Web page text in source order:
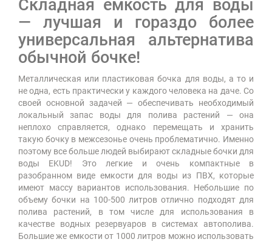
Складная емкость для воды
— лучшая и гораздо более
универсальная альтернатива
обычной бочке!
Металлическая или пластиковая бочка для воды, а то и
не одна, есть практически у каждого человека на даче. Со
своей основной задачей — обеспечивать необходимый
локальный запас воды для полива растений — она
неплохо справляется, однако перемещать и хранить
такую бочку в межсезонье очень проблематично. Именно
поэтому все больше людей выбирают складные бочки для
воды EKUD! Это легкие и очень компактные в
разобранном виде емкости для воды из ПВХ, которые
имеют массу вариантов использования. Небольшие по
объему бочки на 100-500 литров отлично подходят для
полива растений, в том числе для использования в
качестве водных резервуаров в системах автополива.
Большие же емкости от 1000 литров можно использовать